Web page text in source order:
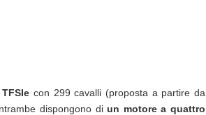
con 299 cavalli (proposta a partire da
dispongono diun motore a quattro